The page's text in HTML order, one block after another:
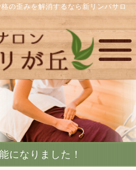
の歪みを解消するなら新リンパサロ
になりました！